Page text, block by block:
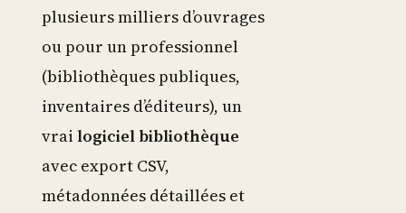
plusieurs milliers d’ouvrages
ou pour un professionnel
(bibliothèques publiques,
inventaires d’éditeurs), un
vrai logiciel bibliothèque
avec export CSV,
métadonnées détaillées et